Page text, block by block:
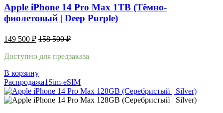
Apple iPhone 14 Pro Max 1TB (Тёмно-
фиолетовый | Deep Purple)
149 500 ₽ 158 500₽
Доступно для предзаказа
В корзину
Распродажа1Sim-eSIM